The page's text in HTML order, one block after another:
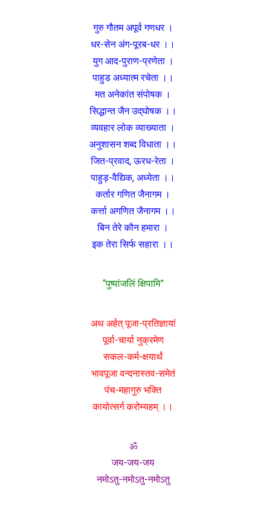
गुरु गौतम अपूर्व गणधर ।
धर-सेन अंग-पूरब-धर ।।
युग आद-पुराण-प्रणेता ।
पाहुड अध्यात्म रचेता ।।
मत अनेकांत संपोषक ।
सिद्धान्त जैन उद्‌घोषक ।।
व्यवहार लोक व्याख्याता ।
अनुशासन शब्द विधाता ।।
जित-प्रवाद, ऊरध-रेता ।
पाहुड़-वैद्यिक, अध्येता ।।
कर्तार गणित जैनागम ।
कर्त्ता अगणित जैनागम ।।
बिन तेरे कौन हमारा ।
इक तेरा सिर्फ सहारा ।।
“पुष्पांजलिं क्षिपामि”
अथ अर्हत् पूजा-प्रतिज्ञायां
पूर्वा-चार्या नुक्रमेण
सकल-कर्म-क्षयार्थं
भावपूजा वन्दनास्तव-समेतं
पंच-महागुरु भक्ति
कायोत्सर्ग करोम्यहम् ।।
ॐ
जय-जय-जय
नमोऽतु-नमोऽतु-नमोऽतु